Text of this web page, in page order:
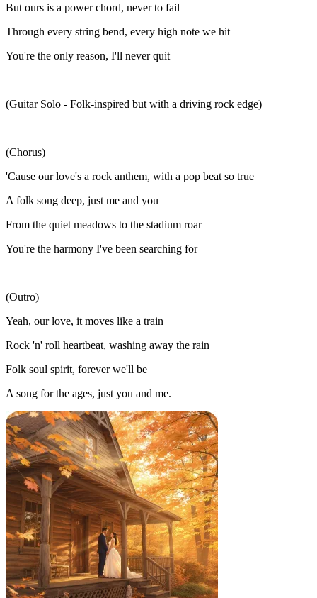
But ours is a power chord, never to fail
Through every string bend, every high note we hit
You're the only reason, I'll never quit
(Guitar Solo - Folk-inspired but with a driving rock edge)
(Chorus)
'Cause our love's a rock anthem, with a pop beat so true
A folk song deep, just me and you
From the quiet meadows to the stadium roar
You're the harmony I've been searching for
(Outro)
Yeah, our love, it moves like a train
Rock 'n' roll heartbeat, washing away the rain
Folk soul spirit, forever we'll be
A song for the ages, just you and me.